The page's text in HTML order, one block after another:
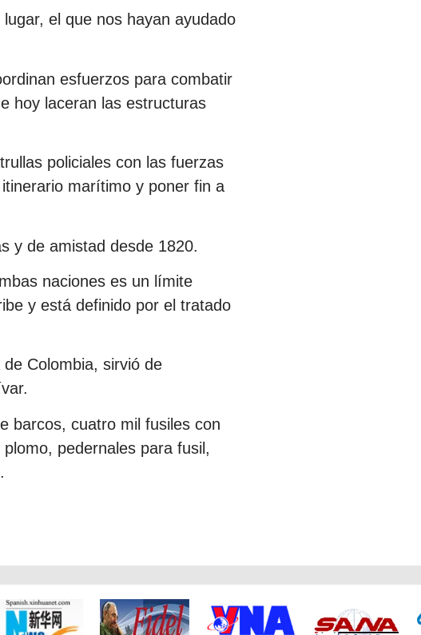
el que nos hayan ayudado
esfuerzos para combatir
hoy laceran las estructuras
policiales con las fuerzas
marítimo y poner fin a
y de amistad desde 1820.
naciones es un límite
y está definido por el tratado
Colombia, sirvió de
barcos, cuatro mil fusiles con
pedernales para fusil,